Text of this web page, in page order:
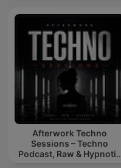
Afterwork Techno
Sessions – Techno
Podcast, Raw & Hypnotic